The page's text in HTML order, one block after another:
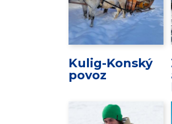
Kulig-Konský
povoz